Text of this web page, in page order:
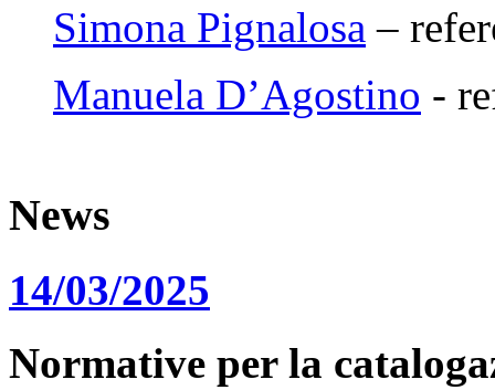
Simona Pignalosa –
Manuela D’Agostino -
News
14/03/2025
Normative per la